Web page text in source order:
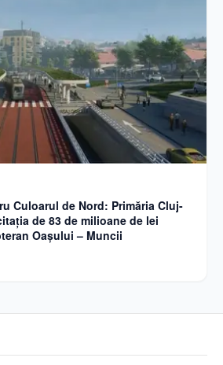
Culoarul de Nord: Primăria Cluj-
de 83 de milioane de lei
Oașului – Muncii